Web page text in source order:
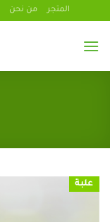
المتجر من نحن
علبة